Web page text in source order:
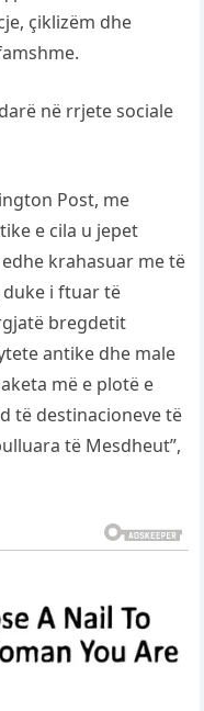
çiklizëm dhe
në rrjete sociale
Post, me
e cila u jepet
krahasuar me të
i ftuar të
bregdetit
antike dhe male
më e plotë e
të destinacioneve të
të Mesdheut”,